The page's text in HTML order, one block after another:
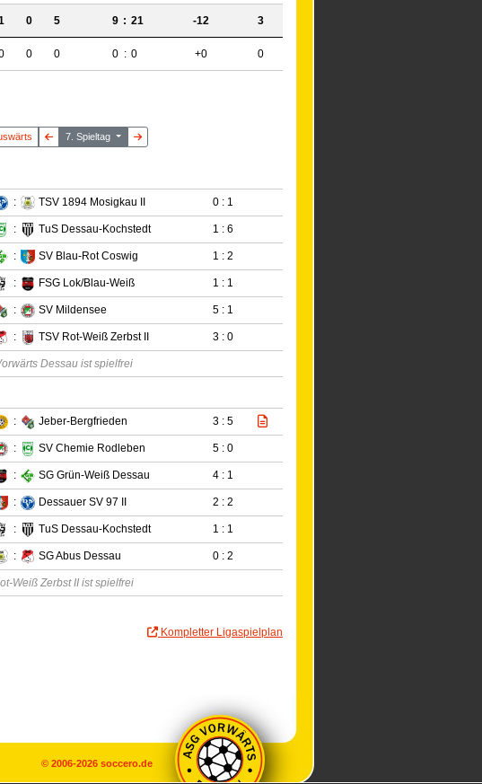
0 5 9 : 21 -12 3
0 0 0 : 0 +0 0
7. Spieltag
: TSV 1894 Mosigkau II 0 : 1
: TuS Dessau-Kochstedt 1 : 6
: SV Blau-Rot Coswig 1 : 2
: FSG Lok/Blau-Weiß 1 : 1
: SV Mildensee 5 : 1
: TSV Rot-Weiß Zerbst II 3 : 0
Dessau ist spielfrei
: Jeber-Bergfrieden 3 : 5
: SV Chemie Rodleben 5 : 0
: SG Grün-Weiß Dessau 4 : 1
: Dessauer SV 97 II 2 : 2
: TuS Dessau-Kochstedt 1 : 1
: SG Abus Dessau 0 : 2
Weiß Zerbst II ist spielfrei
Kompletter Ligaspielplan
© 2006-2026 soccero.de